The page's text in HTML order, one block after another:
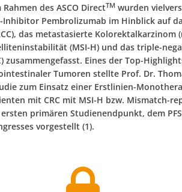
des ASCO DirectTM wurden
Inhibitor Pembrolizumab im Hinblick auf
das metastasierte Kolorektalkarzinom
(MSI-H) und das triple-
zusammengefasst. Eines der Top-
Tumoren stellte Prof. Dr.
zum Einsatz einer Erstlinien-
mit CRC mit MSI-H bzw. Mismatch-
ersten primären Studienendpunkt, dem
vorgestellt (1).